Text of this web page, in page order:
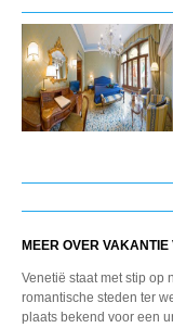
MEER OVER VAKANTIE
Venetië staat met stip op
romantische steden ter
plaats bekend voor een